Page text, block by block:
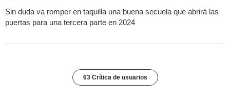
Sin duda va romper en taquilla una buena secuela que abrirá las
puertas para una tercera parte en 2024
63 Crítica de usuarios